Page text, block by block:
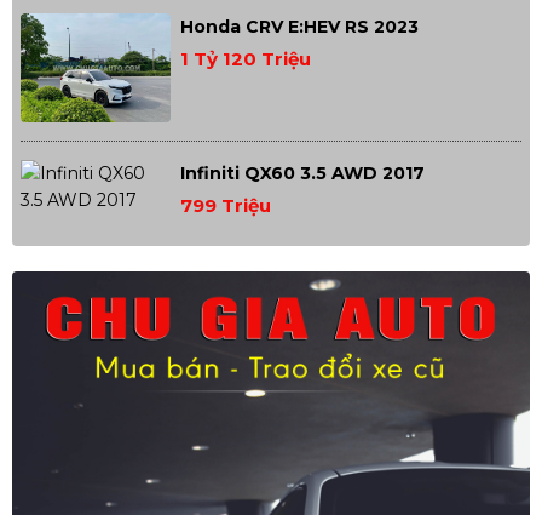
Honda CRV E:HEV RS 2023
1 Tỷ 120 Triệu
Infiniti QX60 3.5 AWD 2017
799 Triệu